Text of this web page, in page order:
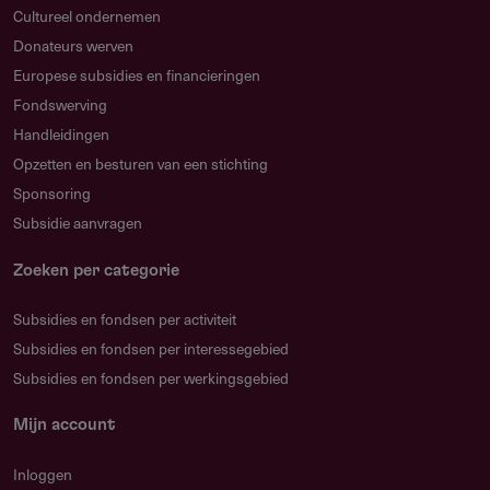
FAQ
Wat is het doel van deze subsidie?
De subsidie ondersteunt de werkingskosten van
Europese milieu- en klimaat-ngo's die bijdragen aan de
ontwikkeling, implementatie en handhaving van EU-
Wie kan aanvragen?
Non-profitorganisaties en netwerken actief in milieu,
klimaatactie of energietransitie, gevestigd in de EU of
geassocieerde landen, met een aantoonbare structuur
Via de jaarlijkse SGA's tot € 700.000 per financieel jaar,
Cultureel ondernemen
Donateurs werven
Europese subsidies en financieringen
Fondswerving
Handleidingen
Opzetten en besturen van een stichting
Sponsoring
Subsidie aanvragen
Zoeken per categorie
Subsidies en fondsen per activiteit
Subsidies en fondsen per interessegebied
Subsidies en fondsen per werkingsgebied
Mijn account
Inloggen